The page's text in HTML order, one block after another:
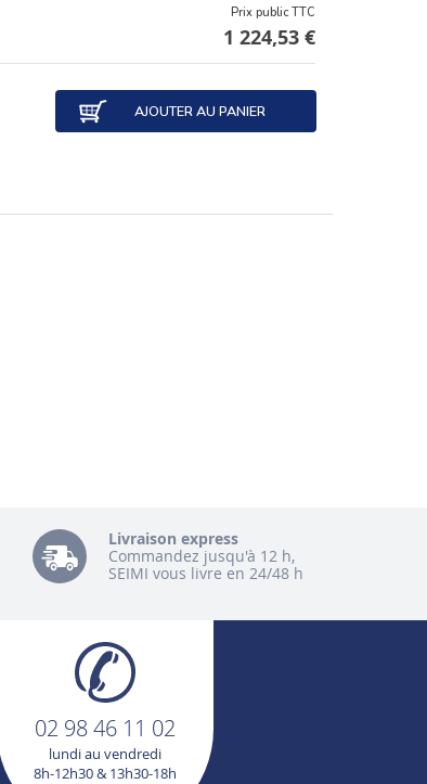
Prix public TTC
1 224,53 €
AJOUTER AU PANIER
Livraison express
Commandez jusqu'à 12 h,
SEIMI vous livre en 24/48 h
02 98 46 11 02
lundi au vendredi
8h-12h30 & 13h30-18h